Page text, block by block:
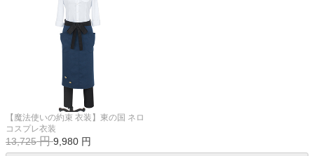
【魔法使いの約束 衣装】東の国 ネロ
コスプレ衣装
13,725 円 9,980 円